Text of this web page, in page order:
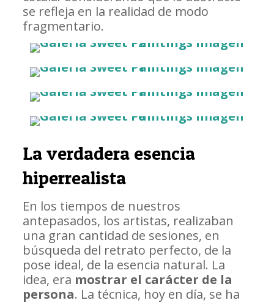
se refleja en la realidad de modo
fragmentario.
La verdadera esencia
hiperrealista
En los tiempos de nuestros
antepasados, los artistas, realizaban
una gran cantidad de sesiones, en
búsqueda del retrato perfecto, de la
pose ideal, de la esencia natural. La
idea, era mostrar el carácter de la
persona. La técnica, hoy en día, se ha